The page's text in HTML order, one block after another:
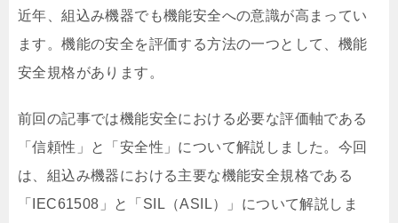
近年、組込み機器でも機能安全への意識が高まってい
ます。機能の安全を評価する方法の一つとして、機能
安全規格があります。
前回の記事では機能安全における必要な評価軸である
「信頼性」と「安全性」について解説しました。今回
は、組込み機器における主要な機能安全規格である
「IEC61508」と「SIL（ASIL）」について解説しま